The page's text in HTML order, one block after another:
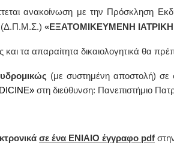
ανακοίνωση με την Πρόσκληση
(Δ.Π.Μ.Σ.) «ΕΞΑΤΟΜΙΚΕΥΜΕΝΗ ΙΑΤΡΙΚΗ
και τα απαραίτητα δικαιολογητικά θα
(με συστημένη αποστολή) σε
στη διεύθυνση: Πανεπιστήμιο
σε ένα ΕΝΙΑΙΟ έγγραφο pdf